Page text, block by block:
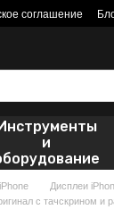
соглашение
и
Дисплеи
с тачскрином и